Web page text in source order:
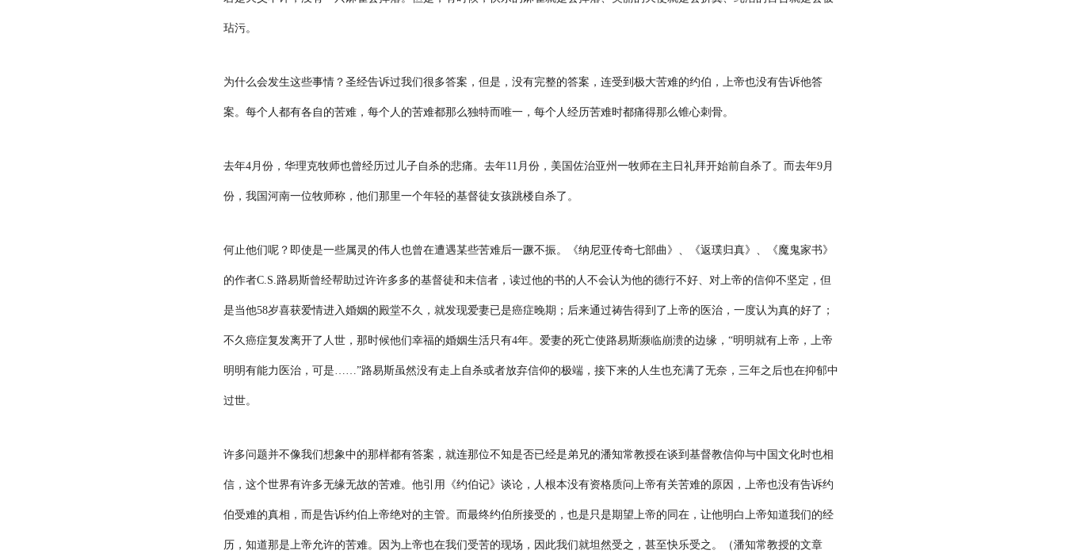
玷污。
为什么会发生这些事情？圣经告诉过我们很多答案，但是，没有完整的答案，连受到极大苦难的约伯，上帝也没有告诉他答
案。每个人都有各自的苦难，每个人的苦难都那么独特而唯一，每个人经历苦难时都痛得那么锥心刺骨。
去年4月份，华理克牧师也曾经历过儿子自杀的悲痛。去年11 月份，美国佐治亚州一牧师在主日礼拜开始前自杀了。而去年9月
份，我国河南一位牧师称，他们那里一个年轻的基督徒女孩跳楼自杀了。
何止他们呢？即使是一些属灵的伟人也曾在遭遇某些苦难后一蹶不振。《纳尼亚传奇七部曲》、《返璞归真》、《魔鬼家书》
的作者C.S.路易斯曾经帮助过许许多多的基督徒和未信者，读过他的书的人不会认为他的德行不好、对上帝的信仰不坚定，但
是当他58岁喜获爱情进入婚姻的殿堂不久，就发现爱妻已是癌症晚期；后来通过祷告得到了上帝的医治，一度认为真的好了；
不久癌症复发离开了人世，那时候他们幸福的婚姻生活只有4年。 爱妻的死亡使路易斯濒临崩溃的边缘，“明明就有上帝，上帝
明明有能力医治，可是……”路易斯虽然没有走上自杀或者放弃信仰的极端，接下来的人生也充满了无奈，三年之后也在抑郁中
过世。
许多问题并不像我们想象中的那样都有答案，就连那位不知是否已经是弟兄的潘知常教授在谈到基督教信仰与中国文化时也相
信，这个世界有许多无缘无故的苦难。他引用《约伯记》谈论，人根本没有资格质问上帝有关苦难的原因，上帝也没有告诉约
伯受难的真相，而是告诉约伯上帝绝对的主管。而最终约伯所接受的，也是只是期望上帝的同在，让他明白上帝知道我们的经
历，知道那是上帝允许的苦难。因为上帝也在我们受苦的现场，因此我们就坦然受之，甚至快乐受之。（潘知常教授的文章